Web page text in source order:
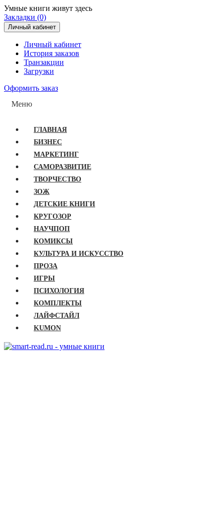
Умные книги живут здесь
Закладки (0)
Личный кабинет
Личный кабинет
История заказов
Транзакции
Загрузки
Оформить заказ
Меню
ГЛАВНАЯ
БИЗНЕС
МАРКЕТИНГ
САМОРАЗВИТИЕ
ТВОРЧЕСТВО
ЗОЖ
ДЕТСКИЕ КНИГИ
КРУГОЗОР
НАУЧПОП
КОМИКСЫ
КУЛЬТУРА И ИСКУССТВО
ПРОЗА
ИГРЫ
ПСИХОЛОГИЯ
КОМПЛЕКТЫ
ЛАЙФСТАЙЛ
KUMON